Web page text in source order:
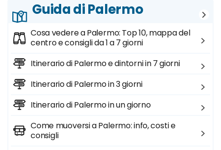
Guida di Palermo
Cosa vedere a Palermo: Top 10, mappa del
centro e consigli da 1 a 7 giorni
Itinerario di Palermo e dintorni in 7 giorni
Itinerario di Palermo in 3 giorni
Itinerario di Palermo in un giorno
Come muoversi a Palermo: info, costi e
consigli